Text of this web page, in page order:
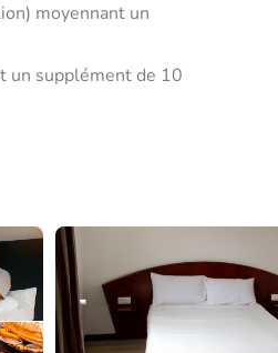
moyennant un
un supplément de 10